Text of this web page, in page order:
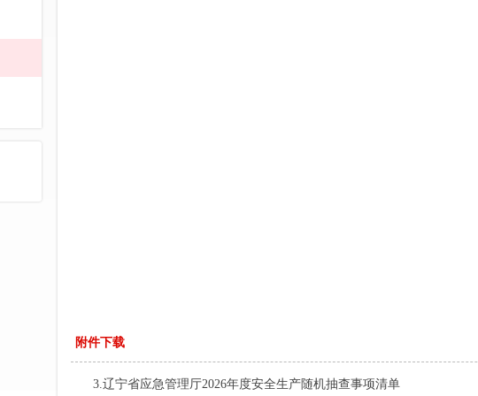
附件下载
3.辽宁省应急管理厅2026年度安全生产随机抽查事项清单